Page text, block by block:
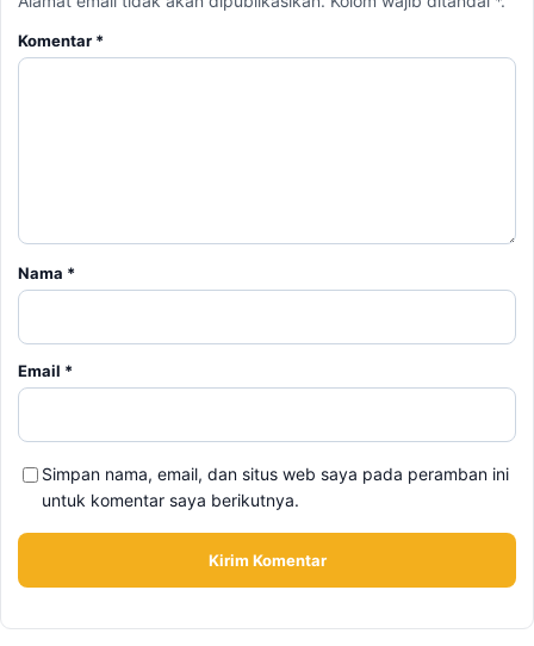
Komentar *
Nama *
Email *
Simpan nama, email, dan situs web saya pada peramban ini
untuk komentar saya berikutnya.